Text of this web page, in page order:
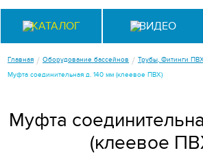
КАТАЛОГ ВИДЕО
Главная / Оборудование бассейнов / Трубы, Фитинги
Муфта соединительная д. 140 мм (клеевое ПВХ)
Муфта
(клеевое